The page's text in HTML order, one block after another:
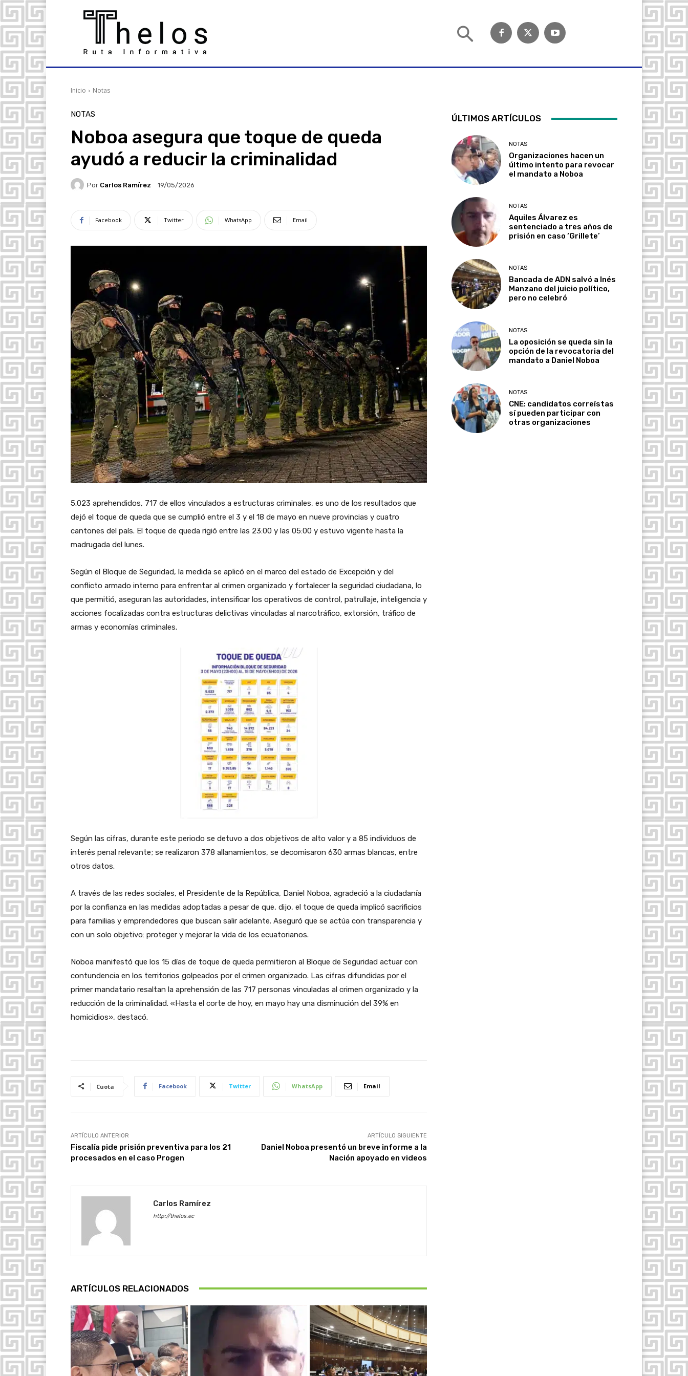
Inicio Notas
NOTAS
Noboa asegura que toque de queda
ayudó a reducir la criminalidad
Por Carlos Ramírez 19/05/2026
Facebook Twitter WhatsApp Email
5.023 aprehendidos, 717 de ellos vinculados a estructuras criminales, es uno de los resultados que
dejó el toque de queda que se cumplió entre el 3 y el 18 de mayo en nueve provincias y cuatro
cantones del país. El toque de queda rigió entre las 23:00 y las 05:00 y estuvo vigente hasta la
madrugada del lunes.
Según el Bloque de Seguridad, la medida se aplicó en el marco del estado de Excepción y del
conflicto armado interno para enfrentar al crimen organizado y fortalecer la seguridad ciudadana, lo
que permitió, aseguran las autoridades, intensificar los operativos de control, patrullaje, inteligencia y
acciones focalizadas contra estructuras delictivas vinculadas al narcotráfico, extorsión, tráfico de
armas y economías criminales.
Según las cifras, durante este periodo se detuvo a dos objetivos de alto valor y a 85 individuos de
interés penal relevante; se realizaron 378 allanamientos, se decomisaron 630 armas blancas, entre
otros datos.
A través de las redes sociales, el Presidente de la República, Daniel Noboa, agradeció a la ciudadanía
por la confianza en las medidas adoptadas a pesar de que, dijo, el toque de queda implicó sacrificios
para familias y emprendedores que buscan salir adelante. Aseguró que se actúa con transparencia y
con un solo objetivo: proteger y mejorar la vida de los ecuatorianos.
Noboa manifestó que los 15 días de toque de queda permitieron al Bloque de Seguridad actuar con
contundencia en los territorios golpeados por el crimen organizado. Las cifras difundidas por el
primer mandatario resaltan la aprehensión de las 717 personas vinculadas al crimen organizado y la
reducción de la criminalidad. «Hasta el corte de hoy, en mayo hay una disminución del 39% en
homicidios», destacó.
Cuota Facebook Twitter WhatsApp Email
ARTÍCULO ANTERIOR
Fiscalía pide prisión preventiva para los 21
procesados en el caso Progen
ARTÍCULO SIGUIENTE
Daniel Noboa presentó un breve informe a la
Nación apoyado en videos
Carlos Ramírez
http://thelos.ec
ARTÍCULOS RELACIONADOS
ÚLTIMOS ARTÍCULOS
NOTAS
Organizaciones hacen un
último intento para revocar
el mandato a Noboa
NOTAS
Aquiles Álvarez es
sentenciado a tres años de
prisión en caso ‘Grillete’
NOTAS
Bancada de ADN salvó a Inés
Manzano del juicio político,
pero no celebró
NOTAS
La oposición se queda sin la
opción de la revocatoria del
mandato a Daniel Noboa
NOTAS
CNE: candidatos correístas
sí pueden participar con
otras organizaciones